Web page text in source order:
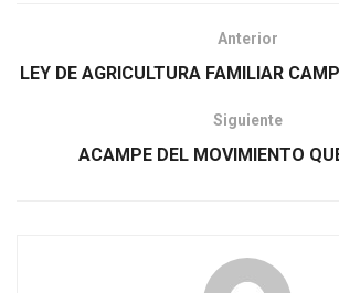
Anterior
LEY DE AGRICULTURA FAMILIAR
Siguiente
ACAMPE DEL MOVIMIENTO